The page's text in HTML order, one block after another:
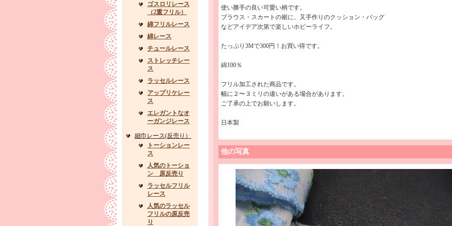
ゴスロリレース
（2重フリル）
綿フリルレース
綿レース
チュールレース
ストレッチレー
ス
ラッセルレース
アップリケレー
ス
エレガントなオ
ーガンジレース
細巾レース(反売り）
トーションレー
ス
人気のトーショ
ン 原反売り
ラッセルフリル
レース
人気のラッセル
フリルの原反売
り
使い勝手の良い可愛い柄です。
ブラウス・スカートの裾に、又手作りのクッション・バッグ
などアイデア次第で楽しいホビーライフ。
たっぷり3Mで300円！お買い得です。
綿100％
フリル加工された商品です。
幅に２〜３ミリの違いがある場合があります。
ご了承の上でお願いします。
日本製
他の写真